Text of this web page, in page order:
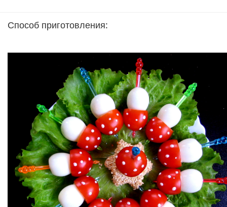
Способ приготовления: